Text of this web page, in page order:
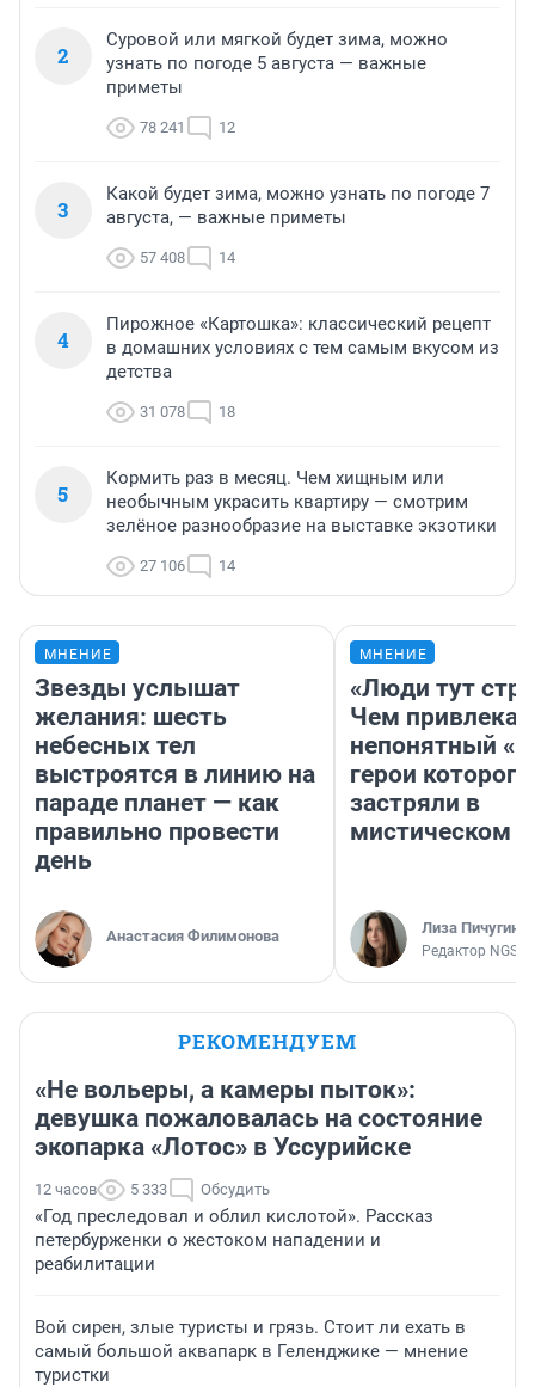
2
Суровой или мягкой будет зима, можно
узнать по погоде 5 августа — важные
приметы
78 241 12
3
Какой будет зима, можно узнать по погоде 7
августа, — важные приметы
57 408 14
4
Пирожное «Картошка»: классический рецепт
в домашних условиях с тем самым вкусом из
детства
31 078 18
5
Кормить раз в месяц. Чем хищным или
необычным украсить квартиру — смотрим
зелёное разнообразие на выставке экзотики
27 106 14
МНЕНИЕ
Звезды услышат
желания: шесть
небесных тел
выстроятся в линию на
параде планет — как
правильно провести
день
Анастасия Филимонова
МНЕНИЕ
«Люди тут
Чем
непонятный
герои которого
застряли в
мистическом
Лиза Пичугина
Редактор
РЕКОМЕНДУЕМ
«Не вольеры, а камеры пыток»:
девушка пожаловалась на состояние
экопарка «Лотос» в Уссурийске
12 часов 5 333 Обсудить
«Год преследовал и облил кислотой». Рассказ
петербурженки о жестоком нападении и
реабилитации
Вой сирен, злые туристы и грязь. Стоит ли ехать в
самый большой аквапарк в Геленджике — мнение
туристки